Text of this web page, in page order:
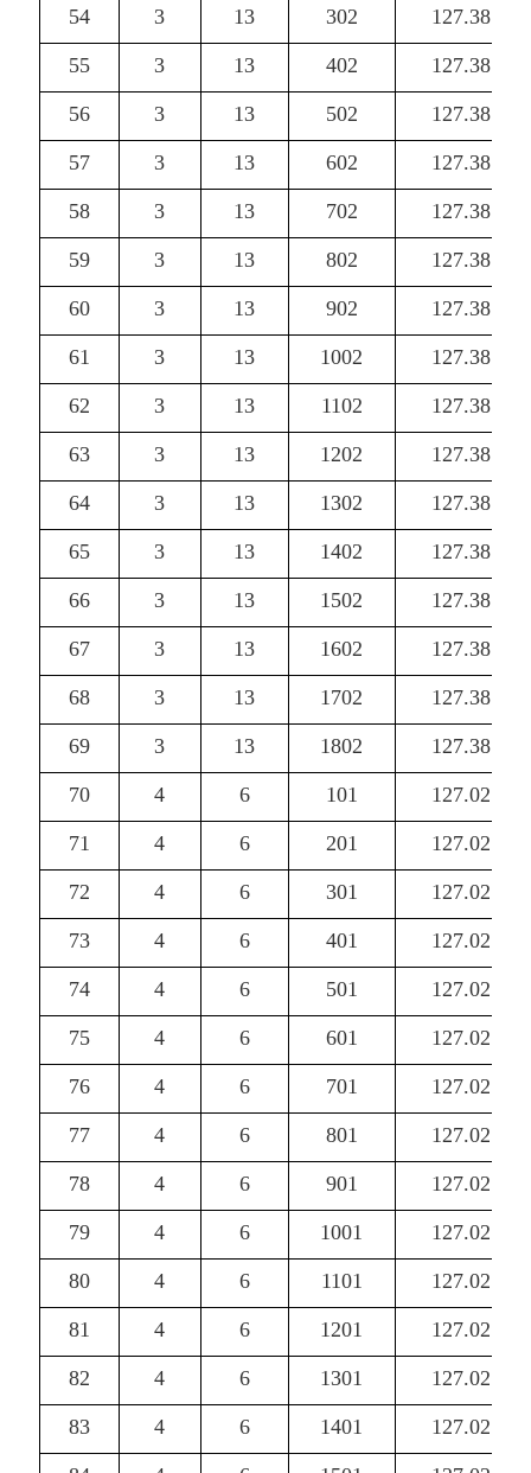
54 3 13 302 127.38
55 3 13 402 127.38
56 3 13 502 127.38
57 3 13 602 127.38
58 3 13 702 127.38
59 3 13 802 127.38
60 3 13 902 127.38
61 3 13 1002 127.38
62 3 13 1102 127.38
63 3 13 1202 127.38
64 3 13 1302 127.38
65 3 13 1402 127.38
66 3 13 1502 127.38
67 3 13 1602 127.38
68 3 13 1702 127.38
69 3 13 1802 127.38
70 4 6 101 127.02
71 4 6 201 127.02
72 4 6 301 127.02
73 4 6 401 127.02
74 4 6 501 127.02
75 4 6 601 127.02
76 4 6 701 127.02
77 4 6 801 127.02
78 4 6 901 127.02
79 4 6 1001 127.02
80 4 6 1101 127.02
81 4 6 1201 127.02
82 4 6 1301 127.02
83 4 6 1401 127.02